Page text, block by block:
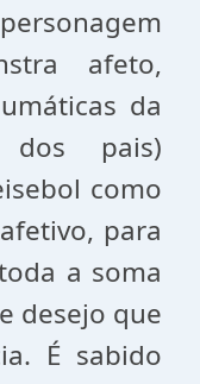
afeto,
da
dos pais)
como
para
a soma
desejo que
É sabido